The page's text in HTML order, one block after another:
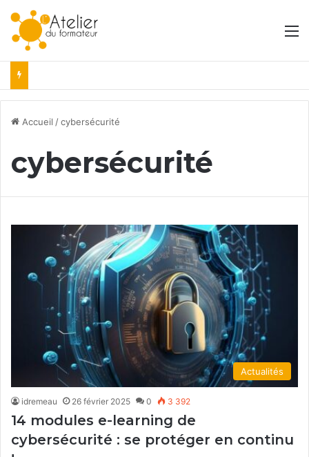
Accueil /cybersécurité
cybersécurité
Actualités
idremeau 26 février 2025 0 3 392
14 modules e-learning de
cybersécurité : se protéger en continu